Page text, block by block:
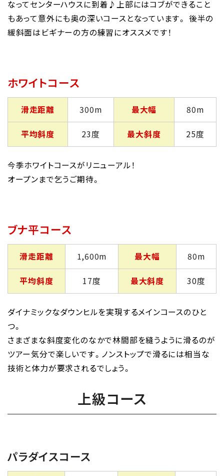
なってセンターハウスに到着♪上部にはコブができること
もあって意外にも奥の深いコースとなっています。 後半の
緩斜面はビギナーの方の練習にオススメです！
ホワイトコース
滑走距離 300m 最大幅 80m
平均斜度 23度 最大斜度 25度
今季ホワイトコースがリニューアル！
オープンまで乞うご期待。
ブナ平コース
滑走距離 1,600m 最大幅 80m
平均斜度 17度 最大斜度 30度
ダイナミックなダウンヒルを実現するメインコースのひと
つ。
さまざまな斜度変化のなかで林間部を縫うように滑るのが
ツアー気分で楽しいです。ノンストップで滑るには相当な
技術と体力が要求されるでしょう。
上級コース
パラダイスコース